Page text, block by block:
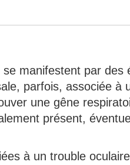
manifestent par des
parfois, associée à
une gêne
présent,
à un trouble